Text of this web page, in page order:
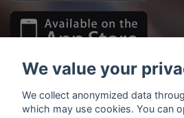
We value your
We collect anonymized data
which may use cookies. You can